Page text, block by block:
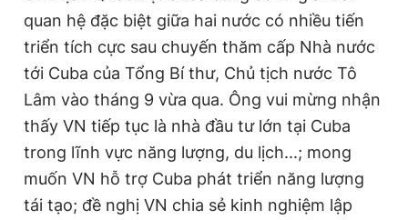
quan hệ đặc biệt giữa hai nước có nhiều tiến
triển tích cực sau chuyến thăm cấp Nhà nước
tới Cuba của Tổng Bí thư, Chủ tịch nước Tô
Lâm vào tháng 9 vừa qua. Ông vui mừng nhận
thấy VN tiếp tục là nhà đầu tư lớn tại Cuba
trong lĩnh vực năng lượng, du lịch...; mong
muốn VN hỗ trợ Cuba phát triển năng lượng
tái tạo; đề nghị VN chia sẻ kinh nghiệm lập